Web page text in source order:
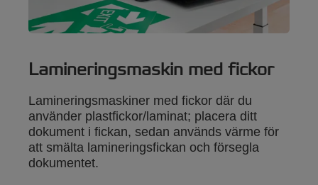
Lamineringsmaskin med fickor
Lamineringsmaskiner med fickor där du
använder plastfickor/laminat; placera ditt
dokument i fickan, sedan används värme för
att smälta lamineringsfickan och försegla
dokumentet.